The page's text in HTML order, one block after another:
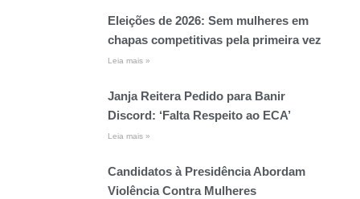
Eleições de 2026: Sem mulheres em
chapas competitivas pela primeira vez
Leia mais »
Janja Reitera Pedido para Banir
Discord: ‘Falta Respeito ao ECA’
Leia mais »
Candidatos à Presidência Abordam
Violência Contra Mulheres